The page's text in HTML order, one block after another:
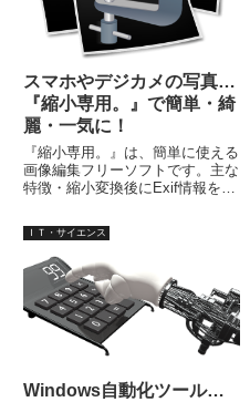
スマホやデジカメの写真…
『縮小専用。』で簡単・綺
麗・一気に！
『縮小専用。』は、簡単に使える
画像編集フリーソフトです。主な
特徴・縮小変換後にExif情報を削
一括縮小・ファイルサイズ指定で
保存可・簡易HTML出力機能・イ
ンストール不要。対応OSは、
Windows 10/8/7。
ＩＴ・サイエンス
Windows自動化ツール…